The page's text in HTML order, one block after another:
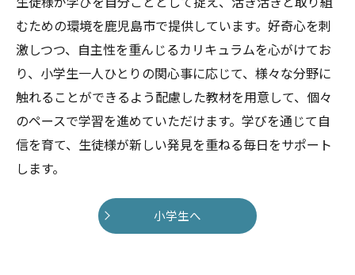
むための環境を鹿児島市で提供しています。好奇心を刺
激しつつ、自主性を重んじるカリキュラムを心がけてお
り、小学生一人ひとりの関心事に応じて、様々な分野に
触れることができるよう配慮した教材を用意して、個々
のペースで学習を進めていただけます。学びを通じて自
信を育て、生徒様が新しい発見を重ねる毎日をサポート
します。
小学生へ